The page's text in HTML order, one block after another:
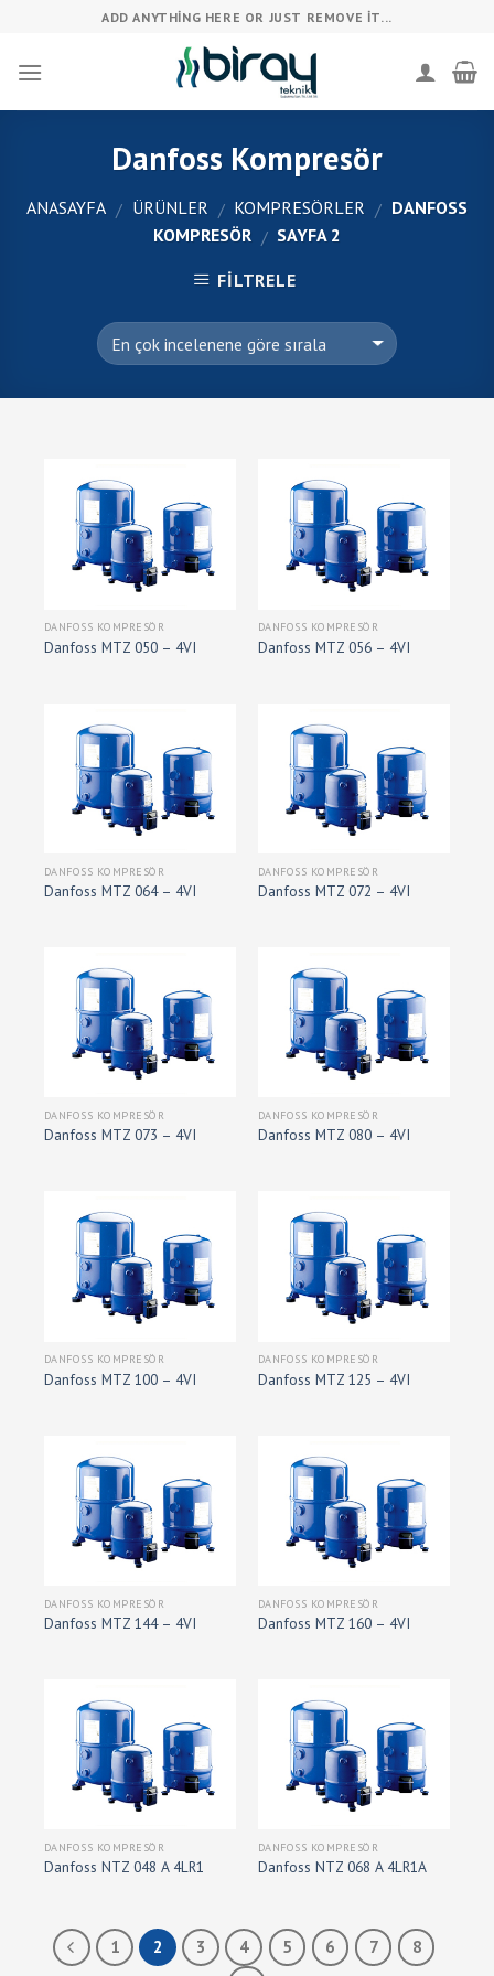
content
ADD ANYTHING HERE OR JUST REMOVE IT...
Danfoss Kompresör
ANASAYFA / ÜRÜNLER / KOMPRESÖRLER / DANFOSS
KOMPRESÖR / SAYFA 2
FILTRELE
DANFOSS KOMPRESÖR
Danfoss MTZ 050 – 4VI
DANFOSS KOMPRESÖR
Danfoss MTZ 056 – 4VI
DANFOSS KOMPRESÖR
Danfoss MTZ 064 – 4VI
DANFOSS KOMPRESÖR
Danfoss MTZ 072 – 4VI
DANFOSS KOMPRESÖR
Danfoss MTZ 073 – 4VI
DANFOSS KOMPRESÖR
Danfoss MTZ 080 – 4VI
DANFOSS KOMPRESÖR
Danfoss MTZ 100 – 4VI
DANFOSS KOMPRESÖR
Danfoss MTZ 125 – 4VI
DANFOSS KOMPRESÖR
Danfoss MTZ 144 – 4VI
DANFOSS KOMPRESÖR
Danfoss MTZ 160 – 4VI
DANFOSS KOMPRESÖR
Danfoss NTZ 048 A 4LR1
DANFOSS KOMPRESÖR
Danfoss NTZ 068 A 4LR1A
1 2 3 4 5 6 7 8